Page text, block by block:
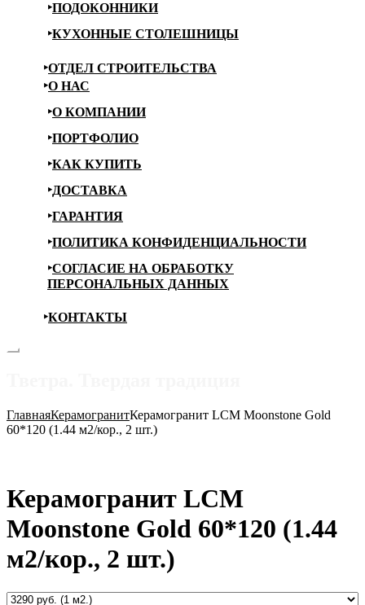
ПОДОКОННИКИ
КУХОННЫЕ СТОЛЕШНИЦЫ
ОТДЕЛ СТРОИТЕЛЬСТВА
О НАС
О КОМПАНИИ
ПОРТФОЛИО
КАК КУПИТЬ
ДОСТАВКА
ГАРАНТИЯ
ПОЛИТИКА КОНФИДЕНЦИАЛЬНОСТИ
СОГЛАСИЕ НА ОБРАБОТКУ
ПЕРСОНАЛЬНЫХ ДАННЫХ
КОНТАКТЫ
ГлавнаяКерамогранитКерамогранит LCM Moonstone Gold
60*120 (1.44 м2/кор., 2 шт.)
Керамогранит LCM
Moonstone Gold 60*120 (1.44
м2/кор., 2 шт.)